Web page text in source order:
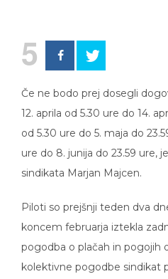
5
Če ne bodo prej dosegli
12. aprila od 5.30 ure do 14.
od 5.30 ure do 5. maja do
ure do 8. junija do 23.59 ure,
sindikata Marjan Majcen.
Piloti so prejšnji teden dva
koncem februarja iztekla
pogodba o plačah in pogojih
kolektivne pogodbe sindikat